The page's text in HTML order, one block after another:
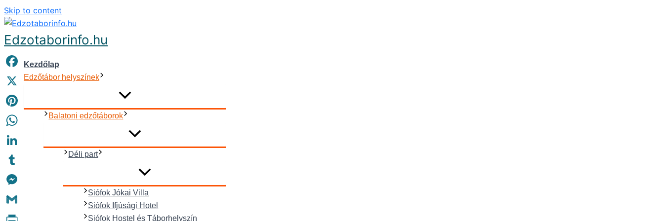
Skip to content
Edzotaborinfo.hu
Kezdőlap
Edzőtábor helyszínek
Balatoni edzőtáborok
Déli part
Siófok Jókai Villa
Siófok Ifjúsági Hotel
Siófok Hostel és Táborhelyszín
Facebook
X
Pinterest
WhatsApp
LinkedIn
Tumblr
Messenger
Gmail